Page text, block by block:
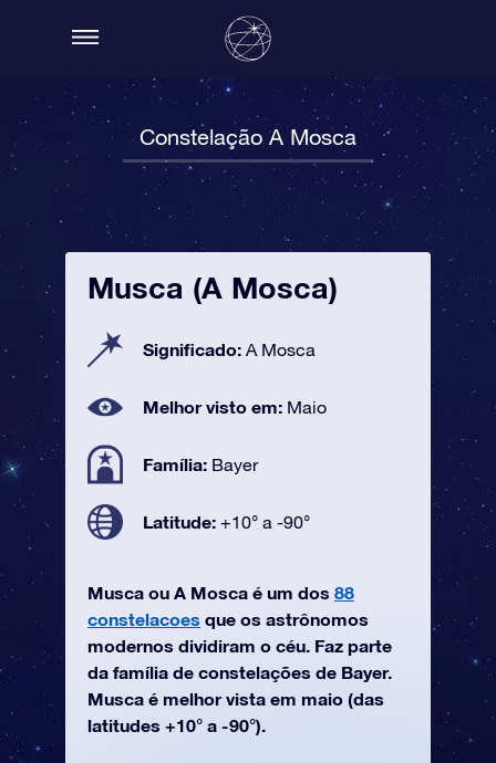
Constelação A Mosca
Musca (A Mosca)
Significado: A Mosca
Melhor visto em: Maio
Família: Bayer
Latitude: +10° a -90°
Musca ou A Mosca é um dos 88
constelacoes que os astrônomos
modernos dividiram o céu. Faz parte
da família de constelações de Bayer.
Musca é melhor vista em maio (das
latitudes +10° a -90°).